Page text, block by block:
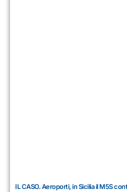
IL CASO. Aeroporti, in Sicilia il M5S